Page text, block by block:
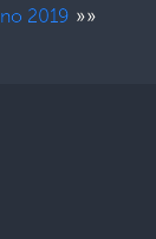
2019 »»